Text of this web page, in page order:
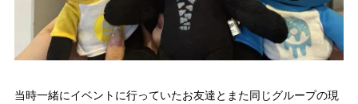
当時一緒にイベントに行っていたお友達とまた同じグループの現